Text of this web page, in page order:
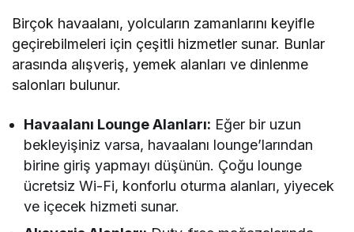
Birçok havaalanı, yolcuların zamanlarını keyifle
geçirebilmeleri için çeşitli hizmetler sunar. Bunlar
arasında alışveriş, yemek alanları ve dinlenme
salonları bulunur.
Havaalanı Lounge Alanları: Eğer bir uzun
bekleyişiniz varsa, havaalanı lounge’larından
birine giriş yapmayı düşünün. Çoğu lounge
ücretsiz Wi-Fi, konforlu oturma alanları, yiyecek
ve içecek hizmeti sunar.